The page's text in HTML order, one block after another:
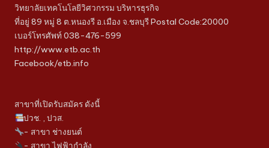
วิทยาลัยเทคโนโลยีวิศวกรรม บริหารธุรกิจ
ที่อยู่ 89 หมู่ 8 ต.หนองรี อ.เมือง จ.ชลบุรี Postal Code:20000
เบอร์โทรศัพท์ 038-476-599
http://www.etb.ac.th
Facebook/etb.info
สาขาที่เปิดรับสมัคร ดังนี้
ปวช. , ปวส.
- สาขา ช่างยนต์
- สาขา ไฟฟ้ากำลัง